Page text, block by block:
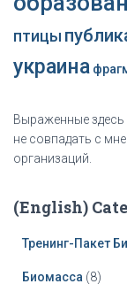
птицы
украина
Выраженные
не совпадать с
организаций.
(English)
Тренинг-Пакет
Биомасса (8)